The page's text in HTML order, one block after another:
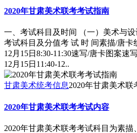
2020年甘肃美术联考考试指南
一、考试科目及时间 （一）美术与设
考试科目及分值考 试 时 间素描/唐卡
12月15日8:30-11:30速写/唐卡图案速
12月15日11:40-12..
甘肃美术统考信息2020年甘肃美术联
2020年甘肃美术联考考试内容
2020年甘肃美术联考考试科目为素